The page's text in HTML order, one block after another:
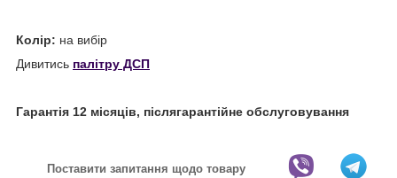
Колір: на вибір
Дивитись палітру ДСП
Гарантія 12 місяців, післягарантійне обслуговування
Поставити запитання щодо товару